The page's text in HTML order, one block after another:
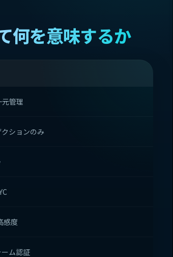
何を意味するか
管理
ションのみ
感度
ム認証